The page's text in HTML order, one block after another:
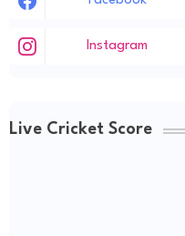
Instagram
Live Cricket Score